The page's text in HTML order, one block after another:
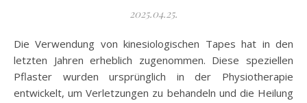
2025.04.25.
Die Verwendung von kinesiologischen Tapes hat in den
letzten Jahren erheblich zugenommen. Diese speziellen
Pflaster wurden ursprünglich in der Physiotherapie
entwickelt, um Verletzungen zu behandeln und die Heilung